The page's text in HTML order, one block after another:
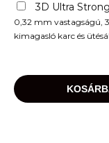
3D Ultra
0,32 mm vastagságú,
kimagasló karc és